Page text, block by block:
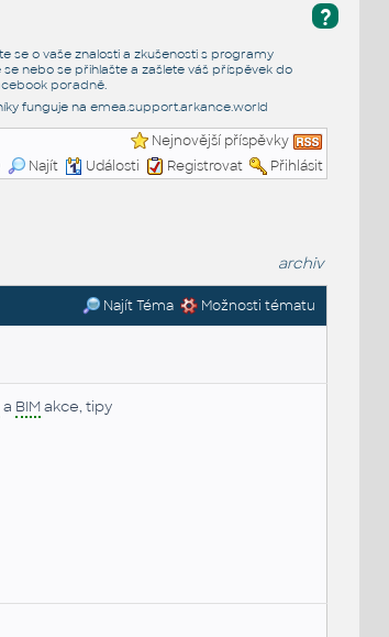
?
se o vaše znalosti a zkušenosti s programy
se nebo se přihlašte a zašlete váš příspěvek do
poradně.
funguje na emea.support.arkance.world
Nejnovější příspěvky
Najít Události Registrovat Přihlásit
archiv
Najít Téma Možnosti tématu
a BIMakce, tipy